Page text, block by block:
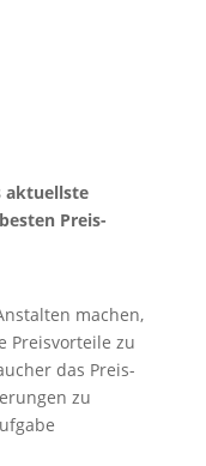
aktuellste
Preis-
machen,
Preisvorteile zu
das Preis-
zu